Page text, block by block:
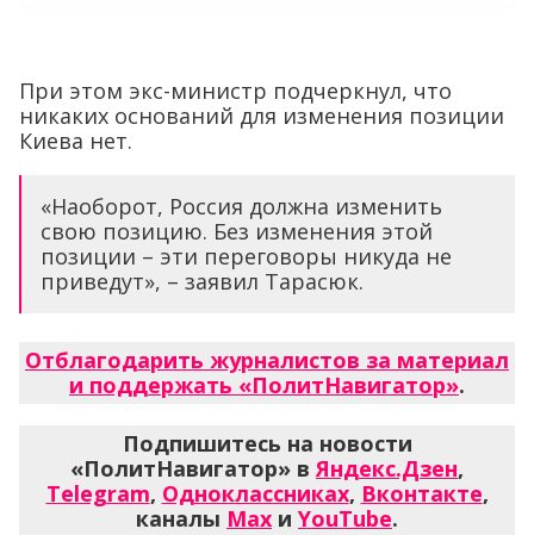
При этом экс-министр подчеркнул, что
никаких оснований для изменения позиции
Киева нет.
«Наоборот, Россия должна изменить
свою позицию. Без изменения этой
позиции – эти переговоры никуда не
приведут», – заявил Тарасюк.
Отблагодарить журналистов за материал
и поддержать «ПолитНавигатор».
Подпишитесь на новости
«ПолитНавигатор» вЯндекс.Дзен,
Telegram, Одноклассниках, Вконтакте,
каналы Max и YouTube.